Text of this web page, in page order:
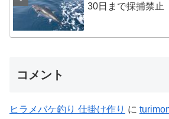
30日まで採捕禁止
コメント
ヒラメバケ釣り 仕掛け作り に